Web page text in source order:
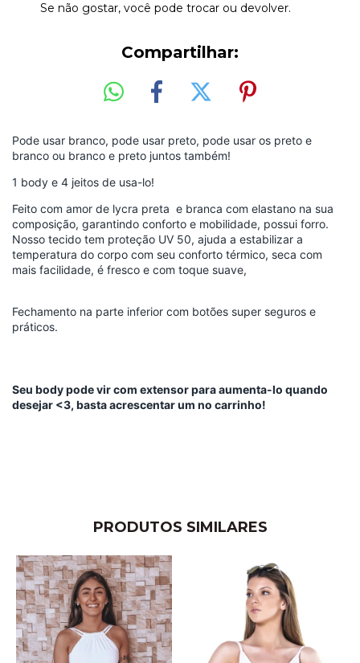
Se não gostar, você pode trocar ou devolver.
Compartilhar:
Pode usar branco, pode usar preto, pode usar os preto e
branco ou branco e preto juntos também!
1 body e 4 jeitos de usa-lo!
Feito com amor de lycra preta e branca com elastano na sua
composição, garantindo conforto e mobilidade, possui forro.
Nosso tecido tem proteção UV 50, ajuda a estabilizar a
temperatura do corpo com seu conforto térmico, seca com
mais facilidade, é fresco e com toque suave,
Fechamento na parte inferior com botões super seguros e
práticos.
Seu body pode vir com extensor para aumenta-lo quando
desejar <3, basta acrescentar um no carrinho!
PRODUTOS SIMILARES